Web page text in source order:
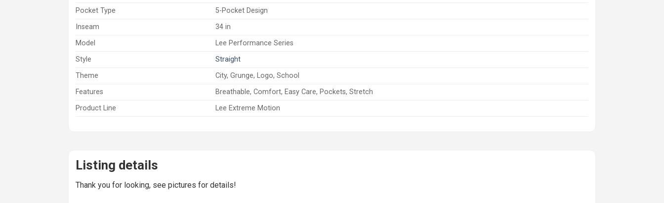
Pocket Type
5-Pocket Design
Inseam
34 in
Model
Lee Performance Series
Style
Straight
Theme
City, Grunge, Logo, School
Features
Breathable, Comfort, Easy Care, Pockets, Stretch
Product Line
Lee Extreme Motion
Listing details
Thank you for looking, see pictures for details!